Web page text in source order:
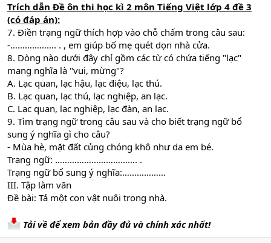
Trích dẫn Đề ôn thi học kì 2 môn Tiếng Việt lớp 4 đề 3
(có đáp án):
7. Điền trạng ngữ thích hợp vào chỗ chấm trong câu sau:
-………………. . , em giúp bố mẹ quét dọn nhà cửa.
8. Dòng nào dưới đây chỉ gồm các từ có chứa tiếng "lạc"
mang nghĩa là "vui, mừng"?
A. Lạc quan, lạc hậu, lạc điệu, lạc thú.
B. Lạc quan, lạc thú, lạc nghiệp, an lạc.
C. Lạc quan, lạc nghiệp, lạc đàn, an lạc.
9. Tìm trạng ngữ trong câu sau và cho biết trạng ngữ bổ
sung ý nghĩa gì cho câu?
- Mùa hè, mặt đất củng chóng khô như da em bé.
Trạng ngữ: ……………………………. .
Trạng ngữ bổ sung ý nghĩa:………………
III. Tập làm văn
Đề bài: Tả một con vật nuôi trong nhà.
Tải về để xem bản đầy đủ và chính xác nhất!